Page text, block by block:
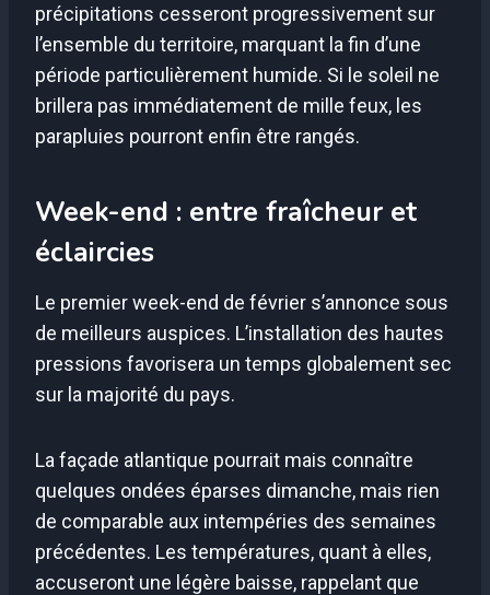
précipitations cesseront progressivement sur
l’ensemble du territoire, marquant la fin d’une
période particulièrement humide. Si le soleil ne
brillera pas immédiatement de mille feux, les
parapluies pourront enfin être rangés.
Week-end : entre fraîcheur et
éclaircies
Le premier week-end de février s’annonce sous
de meilleurs auspices. L’installation des hautes
pressions favorisera un temps globalement sec
sur la majorité du pays.
La façade atlantique pourrait mais connaître
quelques ondées éparses dimanche, mais rien
de comparable aux intempéries des semaines
précédentes. Les températures, quant à elles,
accuseront une légère baisse, rappelant que